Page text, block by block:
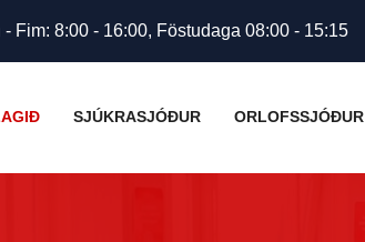
- Fim: 8:00 - 16:00, Föstudaga 08:00 - 15:15
SJÚKRASJÓÐUR ORLOFSSJÓÐUR